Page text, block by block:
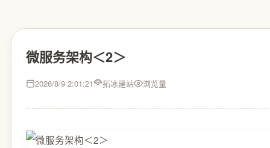
微服务架构＜2＞
2026/8/9 2:01:21 拓冰建站 浏览量